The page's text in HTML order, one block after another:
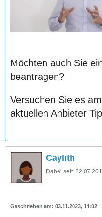
Möchten auch Sie
beantragen?
Versuchen Sie es
aktuellen Anbieter
Caylith
Dabei seit:
03.11.2023, 14:02